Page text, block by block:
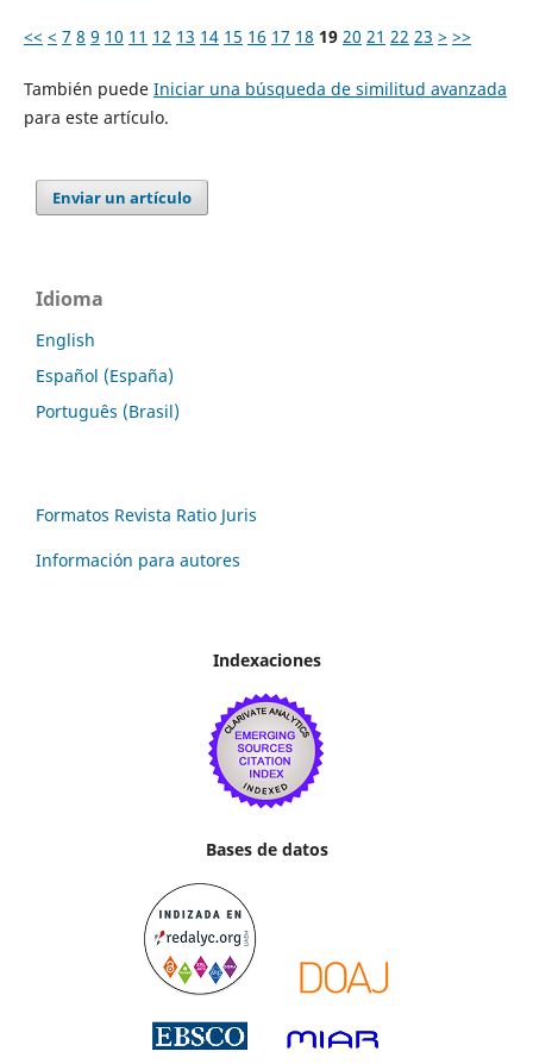
<< < 7 8 9 10 11 12 13 14 15 16 17 18 19 20 21 22 23 > >>
También puede Iniciar una búsqueda de similitud avanzada
para este artículo.
Enviar un artículo
Idioma
English
Español (España)
Português (Brasil)
Formatos Revista Ratio Juris
Información para autores
Indexaciones
Bases de datos